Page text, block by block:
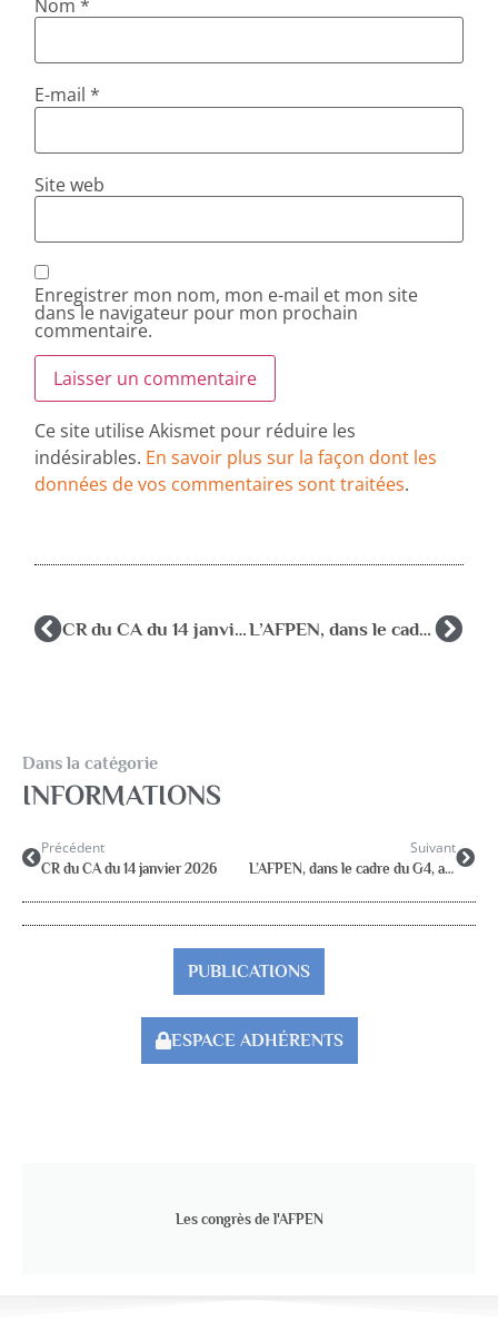
Nom*
E-mail*
Site web
Enregistrer mon nom, mon e-mail et mon site
dans le navigateur pour mon prochain
commentaire.
Ce site utilise Akismet pour réduire les
indésirables. En savoir plus sur la façon dont les
données de vos commentaires sont traitées.
CR du CA du 14 janvier 2026 L’AFPEN, dans le cadre du G4, a été reçue par Mme Claire BEY le 12/01/26
Dans la catégorie
INFORMATIONS
Précédent
CR du CA du 14 janvier 2026
Suivant
L’AFPEN, dans le cadre du G4, a été reçue par Mme Claire BEY le 12/01/26
PUBLICATIONS
ESPACE ADHÉRENTS
Les congrès de l'AFPEN